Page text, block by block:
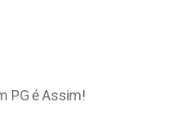
PG é Assim!